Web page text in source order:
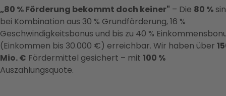
„80 % Förderung bekommt doch keiner" – Die 80 %
bei Kombination aus 30 % Grundförderung, 16 %
Geschwindigkeitsbonus und bis zu 40 %
(Einkommen bis 30.000 €) erreichbar. Wir haben über
Mio. € Fördermittel gesichert – mit 100 %
Auszahlungsquote.